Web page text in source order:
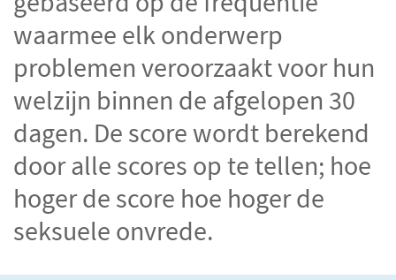
waarmee elk onderwerp
problemen veroorzaakt voor hun
welzijn binnen de afgelopen 30
dagen. De score wordt berekend
door alle scores op te tellen; hoe
hoger de score hoe hoger de
seksuele onvrede.